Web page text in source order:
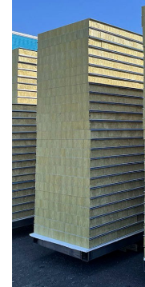
Beständigkeit
staubfreie Oberfläche